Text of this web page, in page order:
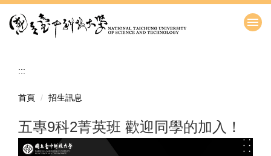
到
:::
首頁 招生訊息
五專9科2菁英班 歡迎同學的加入！